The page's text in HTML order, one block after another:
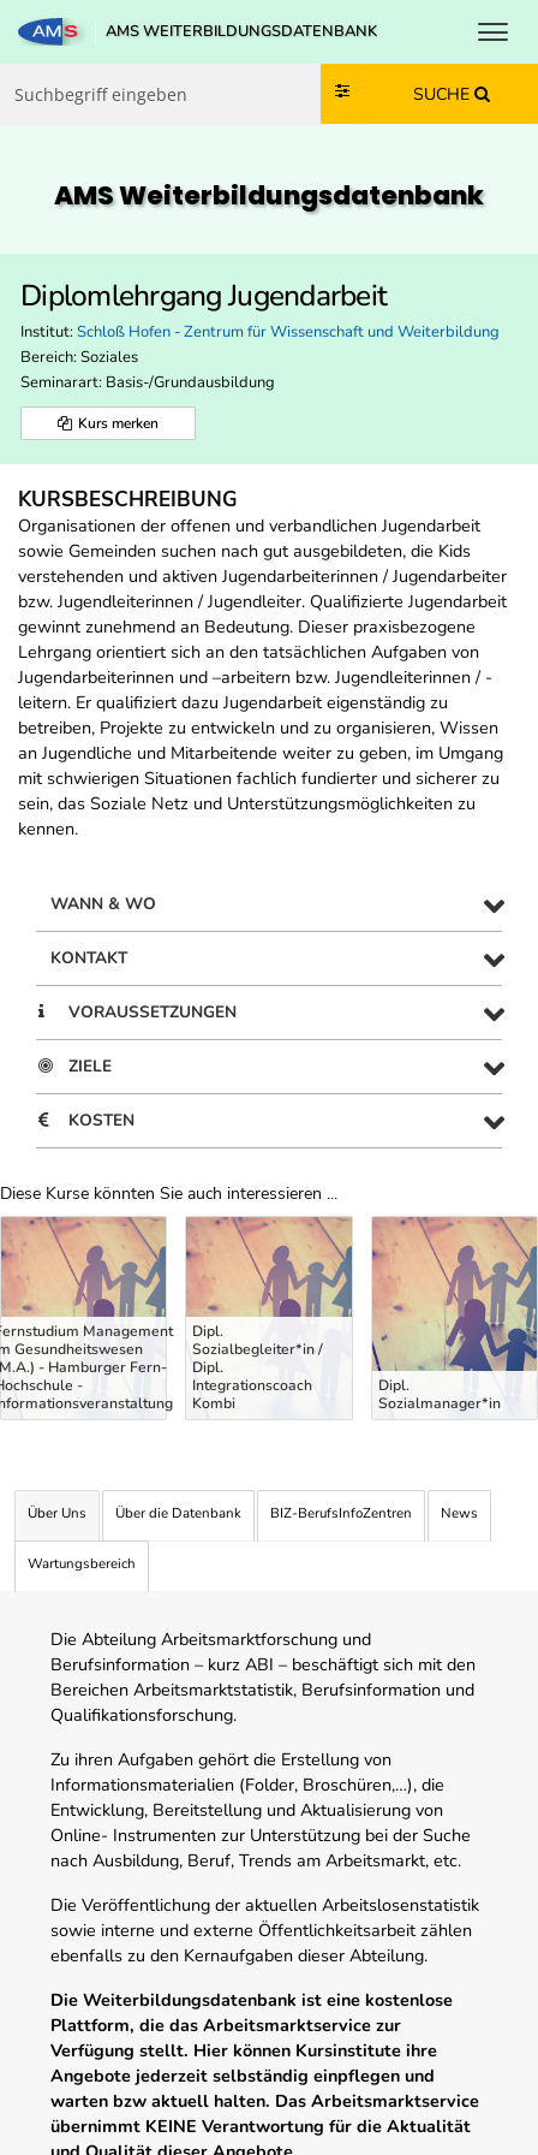
Zum Inhalt springen
Zum Navmenü springen
Zur Suche springen
Zur Footer springen
AMS WEITERBILDUNGSDATENBANK
SUCHE
AMS Weiterbildungs­datenbank
Diplomlehrgang Jugendarbeit
Institut: Schloß Hofen - Zentrum für Wissenschaft und Weiterbildung
Bereich: Soziales
Seminarart: Basis-/Grundausbildung
Kurs merken
KURSBESCHREIBUNG
Organisationen der offenen und verbandlichen Jugendarbeit
sowie Gemeinden suchen nach gut ausgebildeten, die Kids
verstehenden und aktiven Jugendarbeiterinnen / Jugendarbeiter
bzw. Jugendleiterinnen / Jugendleiter. Qualifizierte Jugendarbeit
gewinnt zunehmend an Bedeutung. Dieser praxisbezogene
Lehrgang orientiert sich an den tatsächlichen Aufgaben von
Jugendarbeiterinnen und –arbeitern bzw. Jugendleiterinnen / -
leitern. Er qualifiziert dazu Jugendarbeit eigenständig zu
betreiben, Projekte zu entwickeln und zu organisieren, Wissen
an Jugendliche und Mitarbeitende weiter zu geben, im Umgang
mit schwierigen Situationen fachlich fundierter und sicherer zu
sein, das Soziale Netz und Unterstützungsmöglichkeiten zu
kennen.
WANN & WO
KONTAKT
VORAUSSETZUNGEN
ZIELE
KOSTEN
Diese Kurse könnten Sie auch interessieren ...
Uber Weiterbildungsvorschläge
Management
Gesundheitswesen
- Hamburger Fern-
-
Dipl.
Sozialbegleiter*in /
Dipl.
Integrationscoach
Kombi
Dipl.
Sozialmanager*in
Über Uns Über die Datenbank BIZ-BerufsInfoZentren News
Wartungsbereich
Die Abteilung Arbeitsmarktforschung und
Berufsinformation – kurz ABI – beschäftigt sich mit den
Bereichen Arbeitsmarktstatistik, Berufsinformation und
Qualifikationsforschung.
Zu ihren Aufgaben gehört die Erstellung von
Informationsmaterialien (Folder, Broschüren,…), die
Entwicklung, Bereitstellung und Aktualisierung von
Online- Instrumenten zur Unterstützung bei der Suche
nach Ausbildung, Beruf, Trends am Arbeitsmarkt, etc.
Die Veröffentlichung der aktuellen Arbeitslosenstatistik
sowie interne und externe Öffentlichkeitsarbeit zählen
ebenfalls zu den Kernaufgaben dieser Abteilung.
Die Weiterbildungsdatenbank ist eine kostenlose
Plattform, die das Arbeitsmarktservice zur
Verfügung stellt. Hier können Kursinstitute ihre
Angebote jederzeit selbständig einpflegen und
warten bzw aktuell halten. Das Arbeitsmarktservice
übernimmt KEINE Verantwortung für die Aktualität